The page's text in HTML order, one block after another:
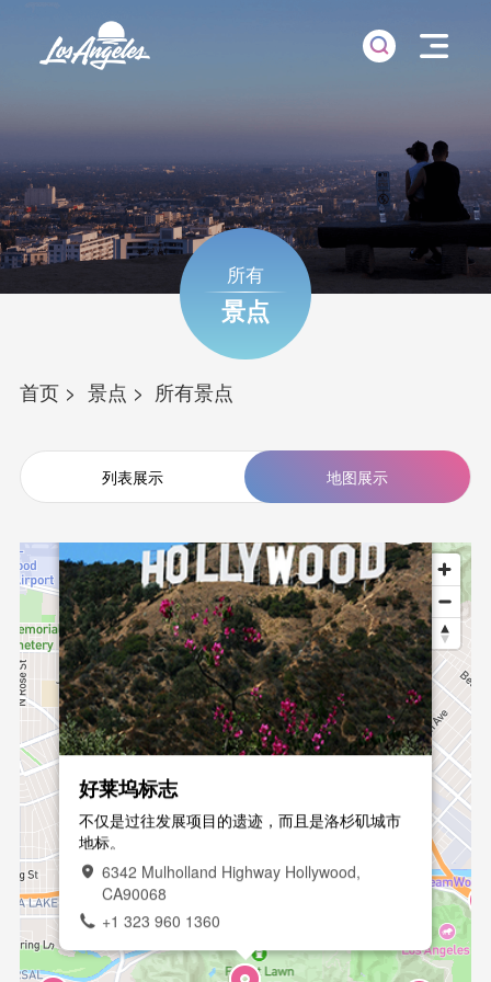
所有
景点
首页 景点 所有景点
列表展示 地图展示
好莱坞标志
不仅是过往发展项目的遗迹，而且是洛杉矶城市
地标。
6342 Mulholland Highway Hollywood,
CA90068
+1 323 960 1360